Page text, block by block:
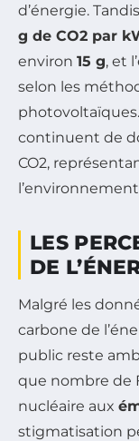
d’énergie.
g de CO2 par
environ 15 g, et
selon les
continuent de
CO2,
LES
DE
Malgré les
carbone de
public reste
que nombre de
nucléaire aux
stigmatisation